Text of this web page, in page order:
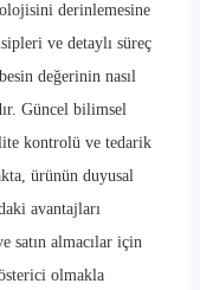
derinlemesine
ve detaylı süreç
değerinin nasıl
Güncel bilimsel
kontrolü ve tedarik
ürünün duyusal
avantajları
satın almacılar için
olmakla